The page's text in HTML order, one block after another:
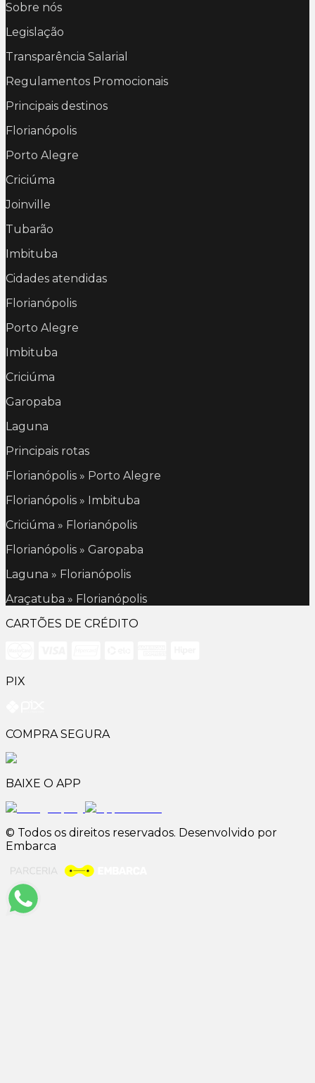
Sobre nós
Legislação
Transparência Salarial
Regulamentos Promocionais
Principais destinos
Florianópolis
Porto Alegre
Criciúma
Joinville
Tubarão
Imbituba
Cidades atendidas
Florianópolis
Porto Alegre
Imbituba
Criciúma
Garopaba
Laguna
Principais rotas
Florianópolis » Porto Alegre
Florianópolis » Imbituba
Criciúma » Florianópolis
Florianópolis » Garopaba
Laguna » Florianópolis
Araçatuba » Florianópolis
CARTÕES DE CRÉDITO
PIX
COMPRA SEGURA
BAIXE O APP
© Todos os direitos reservados. Desenvolvido por
Embarca